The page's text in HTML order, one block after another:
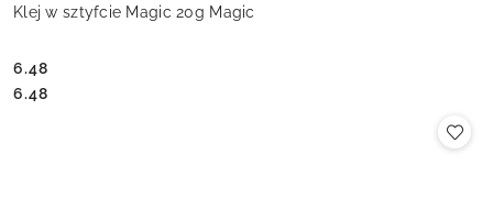
Klej w sztyfcie Magic 20g Magic
Cena:
6.48
Cena:
6.48